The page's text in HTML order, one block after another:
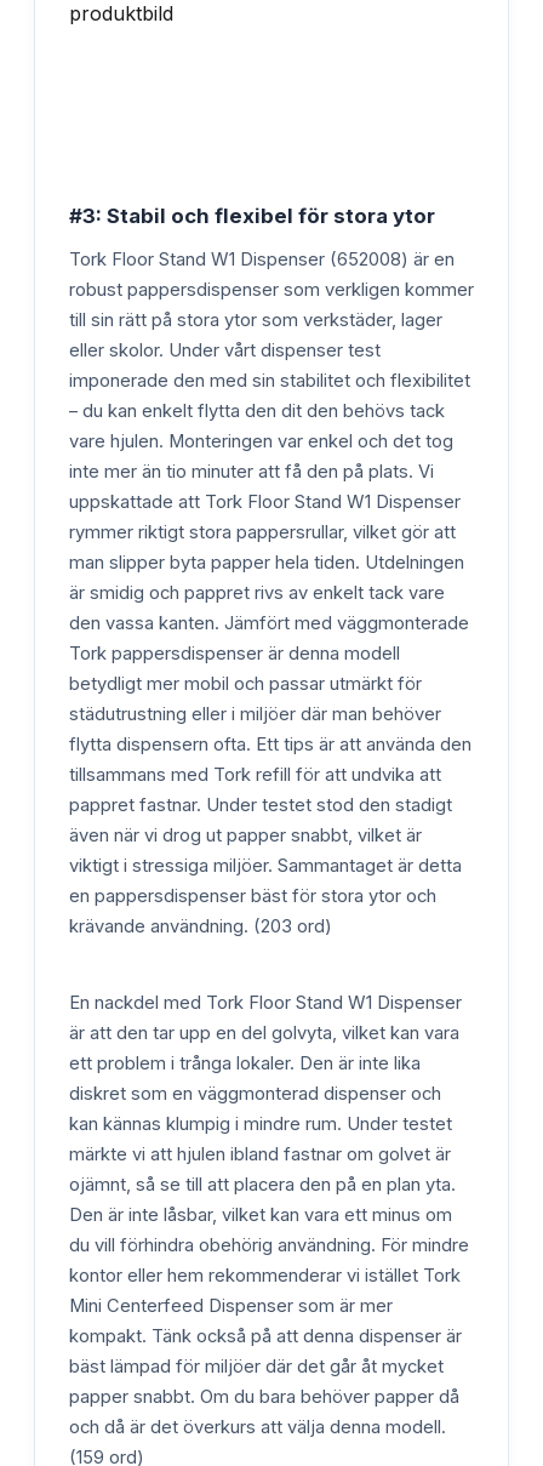
#3: Stabil och flexibel för stora ytor
Tork Floor Stand W1 Dispenser (652008) är en
robust pappersdispenser som verkligen kommer
till sin rätt på stora ytor som verkstäder, lager
eller skolor. Under vårt dispenser test
imponerade den med sin stabilitet och flexibilitet
– du kan enkelt flytta den dit den behövs tack
vare hjulen. Monteringen var enkel och det tog
inte mer än tio minuter att få den på plats. Vi
uppskattade att Tork Floor Stand W1 Dispenser
rymmer riktigt stora pappersrullar, vilket gör att
man slipper byta papper hela tiden. Utdelningen
är smidig och pappret rivs av enkelt tack vare
den vassa kanten. Jämfört med väggmonterade
Tork pappersdispenser är denna modell
betydligt mer mobil och passar utmärkt för
städutrustning eller i miljöer där man behöver
flytta dispensern ofta. Ett tips är att använda den
tillsammans med Tork refill för att undvika att
pappret fastnar. Under testet stod den stadigt
även när vi drog ut papper snabbt, vilket är
viktigt i stressiga miljöer. Sammantaget är detta
en pappersdispenser bäst för stora ytor och
krävande användning. (203 ord)
En nackdel med Tork Floor Stand W1 Dispenser
är att den tar upp en del golvyta, vilket kan vara
ett problem i trånga lokaler. Den är inte lika
diskret som en väggmonterad dispenser och
kan kännas klumpig i mindre rum. Under testet
märkte vi att hjulen ibland fastnar om golvet är
ojämnt, så se till att placera den på en plan yta.
Den är inte låsbar, vilket kan vara ett minus om
du vill förhindra obehörig användning. För mindre
kontor eller hem rekommenderar vi istället Tork
Mini Centerfeed Dispenser som är mer
kompakt. Tänk också på att denna dispenser är
bäst lämpad för miljöer där det går åt mycket
papper snabbt. Om du bara behöver papper då
och då är det överkurs att välja denna modell.
(159 ord)